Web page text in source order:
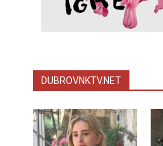
DUBROVNKTV.NET